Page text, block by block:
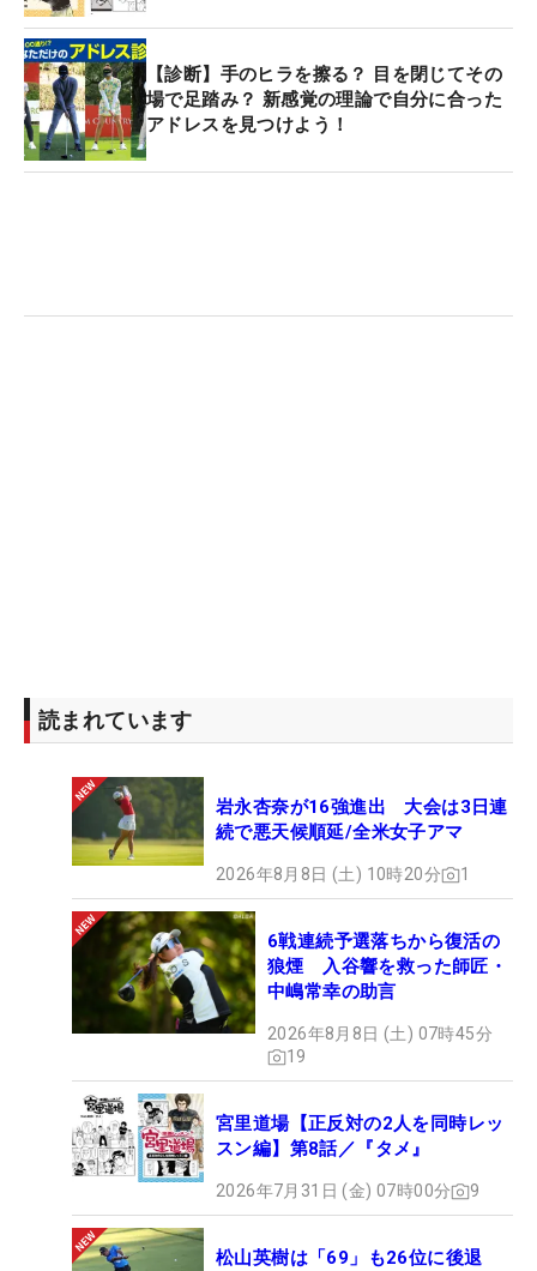
【診断】手のヒラを擦る？ 目を閉じてその
場で足踏み？ 新感覚の理論で自分に合った
アドレスを見つけよう！
読まれています
岩永杏奈が16強進出 大会は3日連
続で悪天候順延/全米女子アマ
2026年8月8日 (土) 10時20分 1
6戦連続予選落ちから復活の
狼煙 入谷響を救った師匠・
中嶋常幸の助言
2026年8月8日 (土) 07時45分
19
宮里道場【正反対の2人を同時レッ
スン編】第8話／『タメ』
2026年7月31日 (金) 07時00分 9
松山英樹は「69」も26位に後退